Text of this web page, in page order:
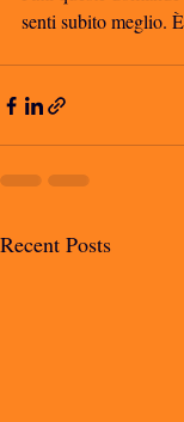
senti subito meglio.
Recent Posts